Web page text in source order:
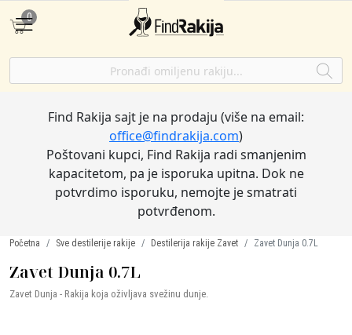
Find Rakija sajt je na prodaju (više na email:
office@findrakija.com)
Poštovani kupci, Find Rakija radi smanjenim
kapacitetom, pa je isporuka upitna. Dok ne
potvrdimo isporuku, nemojte je smatrati
potvrđenom.
0
Početna Sve destilerije rakije Destilerija rakije Zavet Zavet Dunja 0.7L
Zavet Dunja 0.7L
Zavet Dunja - Rakija koja oživljava svežinu dunje.